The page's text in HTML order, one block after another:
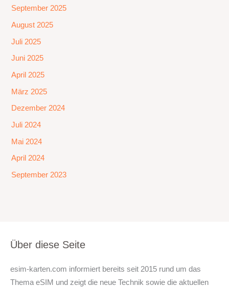
September 2025
August 2025
Juli 2025
Juni 2025
April 2025
März 2025
Dezember 2024
Juli 2024
Mai 2024
April 2024
September 2023
Über diese Seite
esim-karten.com informiert bereits seit 2015 rund um das
Thema eSIM und zeigt die neue Technik sowie die aktuellen